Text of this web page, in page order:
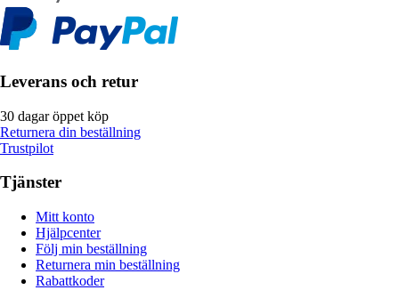
Leverans och retur
30 dagar öppet köp
Returnera din beställning
Trustpilot
Tjänster
Mitt konto
Hjälpcenter
Följ min beställning
Returnera min beställning
Rabattkoder